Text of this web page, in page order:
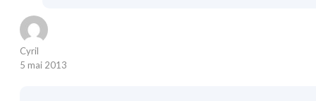
Cyril
5 mai 2013